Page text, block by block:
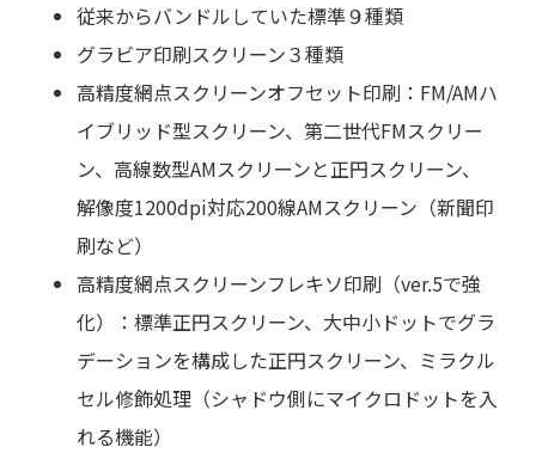
従来からバンドルしていた標準９種類
グラビア印刷スクリーン３種類
高精度網点スクリーンオフセット印刷：FM/AMハ
イブリッド型スクリーン、第二世代FMスクリー
ン、高線数型AMスクリーンと正円スクリーン、
解像度1200dpi対応200線AMスクリーン（新聞印
刷など）
高精度網点スクリーンフレキソ印刷（ver.5で強
化）：標準正円スクリーン、大中小ドットでグラ
デーションを構成した正円スクリーン、ミラクル
セル修飾処理（シャドウ側にマイクロドットを入
れる機能）